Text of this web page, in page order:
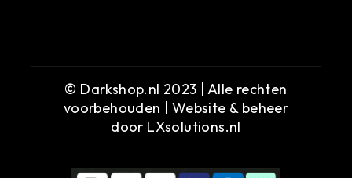
© Darkshop.nl 2023 | Alle rechten
voorbehouden | Website & beheer
door LXsolutions.nl